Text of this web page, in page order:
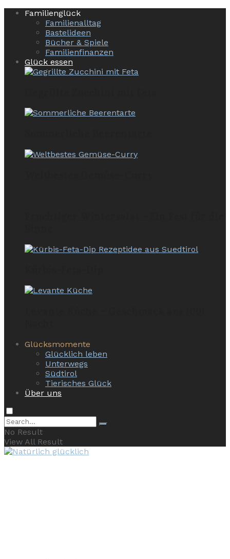
Familienglück
Familienalltag
Bastelideen
Bücher & Spiele
Familienfinanzen
Glück essen
Glücksmomente
Glücklich leben
Unterwegs
Südtirol
Tierisches Glück
Über uns
No Result
View All Result